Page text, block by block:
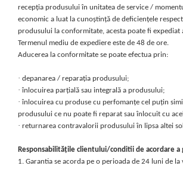
Proiectoare LED Studio Magazin
Tuburi LED
recepția produsului în unitatea de service /
economic a luat la cunoștință de deficiențele
produsului la conformitate, acesta poate fi expediat
Termenul mediu de expediere este de 48 de ore.
Aducerea la conformitate se poate efectua prin:
· depanarea / reparația produsului;
·înlocuirea parțială sau integrală a produsului;
·înlocuirea cu produse cu perfomanțe cel puțin
produsului ce nu poate fi reparat sau înlocuit cu
· returnarea contravalorii produsului în lipsa altei
Responsabilitățile clientului/conditii de acordare a
1. Garantia se acorda pe o perioada de 24 luni de